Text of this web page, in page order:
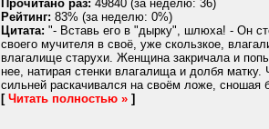
Прочитано раз: 49840 (за неделю: 36)
Рейтинг: 83% (за неделю: 0%)
Цитата: "- Вставь его в "дырку", шлюха! - Он
своего мучителя в своё, уже скользкое,
влагалище старухи. Женщина закричала и
нее, натирая стенки влагалища и долбя
сильней раскачивался на своём ложе,
[ Читать полностью » ]